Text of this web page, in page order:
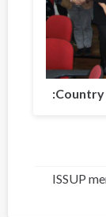
Country
ISSUP